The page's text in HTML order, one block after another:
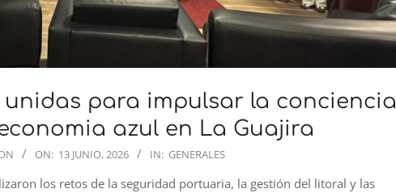
unidas para impulsar la conciencia
azul en La Guajira
ON: 13 JUNIO, 2026 IN: GENERALES
los retos de la seguridad portuaria, la gestión del litoral y las